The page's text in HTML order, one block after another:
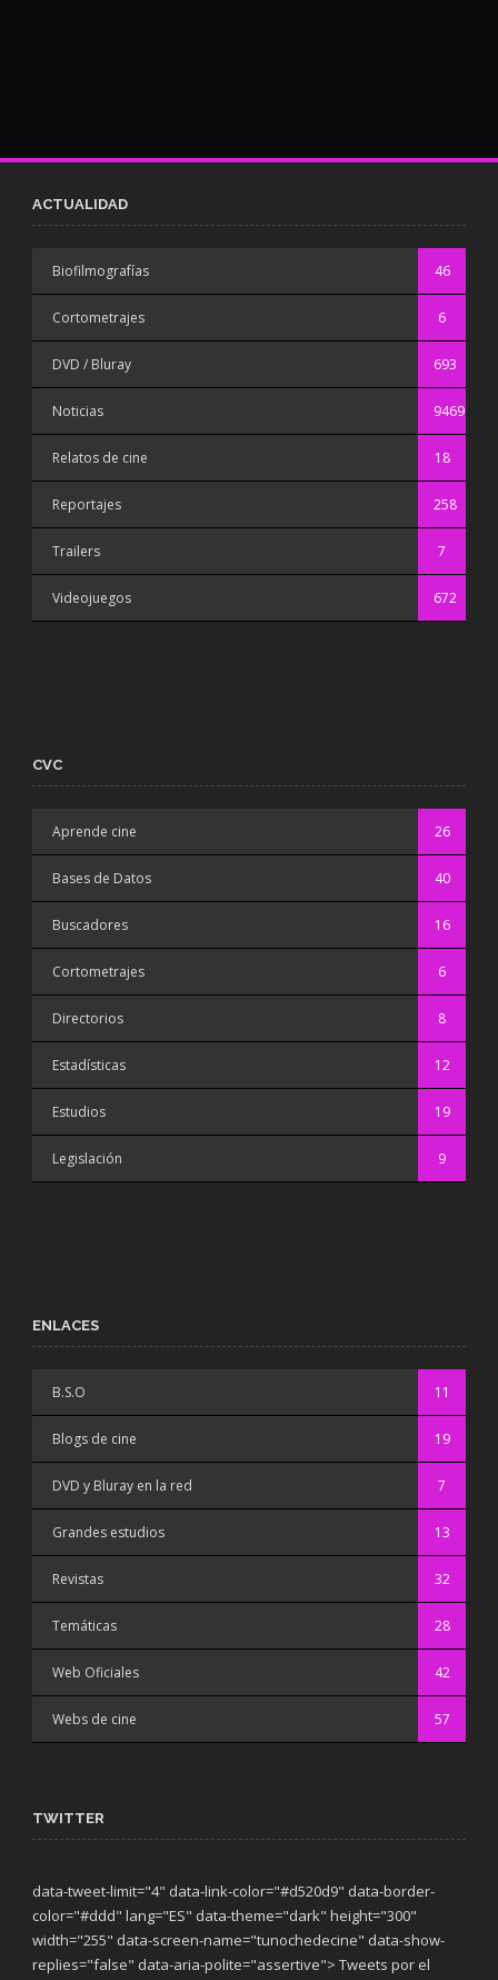
ACTUALIDAD
Biofilmografías 46
Cortometrajes 6
DVD / Bluray 693
Noticias 9469
Relatos de cine 18
Reportajes 258
Trailers 7
Videojuegos 672
CVC
Aprende cine 26
Bases de Datos 40
Buscadores 16
Cortometrajes 6
Directorios 8
Estadísticas 12
Estudios 19
Legislación 9
ENLACES
B.S.O 11
Blogs de cine 19
DVD y Bluray en la red 7
Grandes estudios 13
Revistas 32
Temáticas 28
Web Oficiales 42
Webs de cine 57
TWITTER
data-tweet-limit="4" data-link-color="#d520d9" data-border-
color="#ddd" lang="ES" data-theme="dark" height="300"
width="255" data-screen-name="tunochedecine" data-show-
replies="false" data-aria-polite="assertive"> Tweets por el